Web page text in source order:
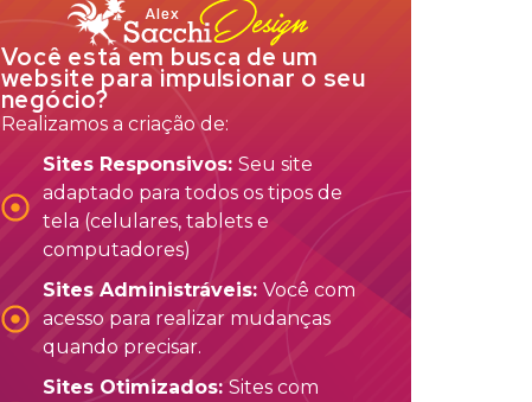
Você está em busca de um
website para impulsionar o seu
negócio?
Realizamos a criação de:
Sites Responsivos: Seu site
adaptado para todos os tipos de
tela (celulares, tablets e
computadores)
Sites Administráveis: Você com
acesso para realizar mudanças
quando precisar.
Sites Otimizados: Sites com